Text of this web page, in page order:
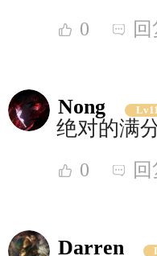
0 回
Nong
绝对的满
0 回
Darren